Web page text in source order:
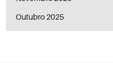
Outubro 2025